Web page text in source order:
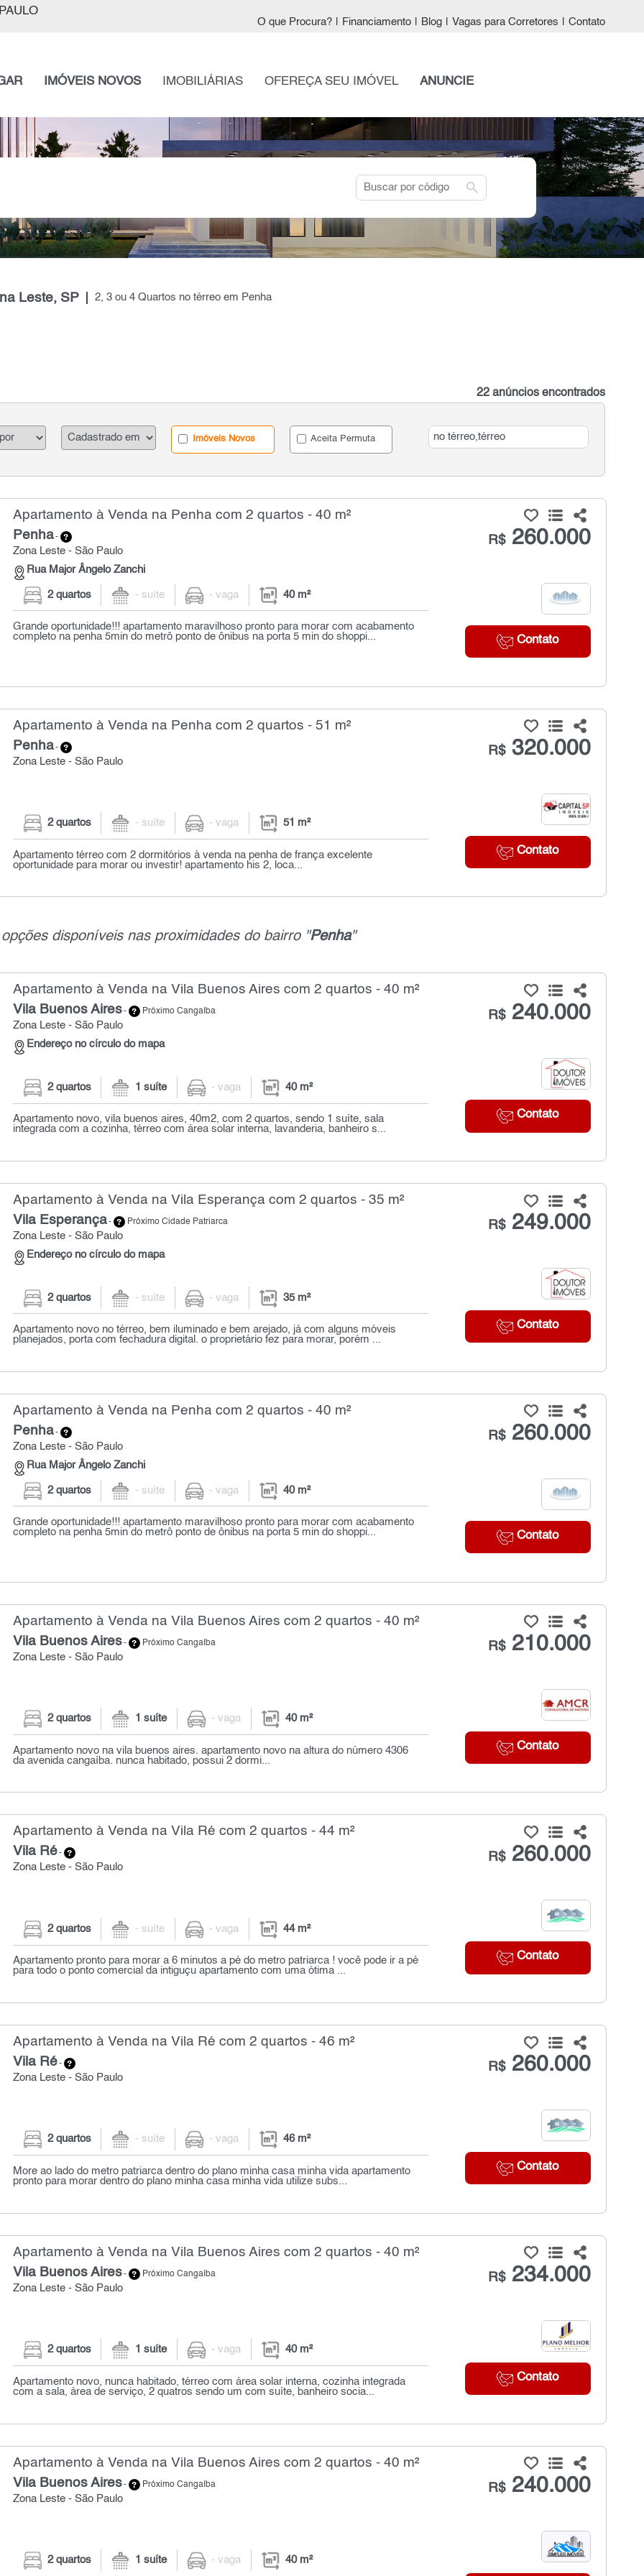
O que Procura? Financiamento Blog Vagas para Corretores Contato
IMÓVEIS NOVOS IMOBILIÁRIAS OFEREÇA SEU IMÓVEL ANUNCIE
search
Leste, SP 2, 3 ou 4 Quartos no térreo em Penha
22 anúncios encontrados
Imóveis Novos Aceita Permuta
Apartamento à Venda na Penha com 2 quartos - 40 m²
Penha-
Zona Leste - São Paulo
Rua Major Ângelo Zanchi
R$260.000
Contato
2 quartos - suíte - vaga 40 m²
Grande oportunidade!!! apartamento maravilhoso pronto para morar com acabamento
completo na penha 5min do metrô ponto de ônibus na porta 5 min do shoppi...
Apartamento à Venda na Penha com 2 quartos - 51 m²
Penha-
Zona Leste - São Paulo
R$320.000
Contato
2 quartos - suíte - vaga 51 m²
Apartamento térreo com 2 dormitórios à venda na penha de frança excelente
oportunidade para morar ou investir! apartamento his 2, loca...
disponíveis nas proximidades do bairro "Penha"
Apartamento à Venda na Vila Buenos Aires com 2 quartos - 40 m²
Vila Buenos Aires- Próximo Cangaíba
Zona Leste - São Paulo
Endereço no círculo do mapa
R$240.000
Contato
2 quartos 1 suíte - vaga 40 m²
Apartamento novo, vila buenos aires, 40m2, com 2 quartos, sendo 1 suíte, sala
integrada com a cozinha, térreo com área solar interna, lavanderia, banheiro s...
Apartamento à Venda na Vila Esperança com 2 quartos - 35 m²
Vila Esperança- Próximo Cidade Patriarca
Zona Leste - São Paulo
Endereço no círculo do mapa
R$249.000
Contato
2 quartos - suíte - vaga 35 m²
Apartamento novo no térreo, bem iluminado e bem arejado, já com alguns móveis
planejados, porta com fechadura digital. o proprietário fez para morar, porém ...
Apartamento à Venda na Penha com 2 quartos - 40 m²
Penha-
Zona Leste - São Paulo
Rua Major Ângelo Zanchi
R$260.000
Contato
2 quartos - suíte - vaga 40 m²
Grande oportunidade!!! apartamento maravilhoso pronto para morar com acabamento
completo na penha 5min do metrô ponto de ônibus na porta 5 min do shoppi...
Apartamento à Venda na Vila Buenos Aires com 2 quartos - 40 m²
Vila Buenos Aires- Próximo Cangaíba
Zona Leste - São Paulo
R$210.000
Contato
2 quartos 1 suíte - vaga 40 m²
Apartamento novo na vila buenos aires. apartamento novo na altura do número 4306
da avenida cangaíba. nunca habitado, possui 2 dormi...
Apartamento à Venda na Vila Ré com 2 quartos - 44 m²
Vila Ré-
Zona Leste - São Paulo
R$260.000
Contato
2 quartos - suíte - vaga 44 m²
Apartamento pronto para morar a 6 minutos a pé do metro patriarca ! você pode ir a pé
para todo o ponto comercial da intiguçu apartamento com uma ótima ...
Apartamento à Venda na Vila Ré com 2 quartos - 46 m²
Vila Ré-
Zona Leste - São Paulo
R$260.000
Contato
2 quartos - suíte - vaga 46 m²
More ao lado do metro patriarca dentro do plano minha casa minha vida apartamento
pronto para morar dentro do plano minha casa minha vida utilize subs...
Apartamento à Venda na Vila Buenos Aires com 2 quartos - 40 m²
Vila Buenos Aires- Próximo Cangaíba
Zona Leste - São Paulo
R$234.000
Contato
2 quartos 1 suíte - vaga 40 m²
Apartamento novo, nunca habitado, térreo com área solar interna, cozinha integrada
com a sala, área de serviço, 2 quatros sendo um com suíte, banheiro socia...
Apartamento à Venda na Vila Buenos Aires com 2 quartos - 40 m²
Vila Buenos Aires- Próximo Cangaíba
Zona Leste - São Paulo
R$240.000
2 quartos 1 suíte - vaga 40 m²